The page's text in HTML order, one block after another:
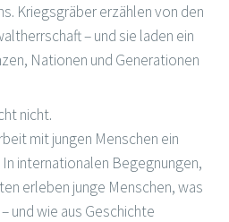
Kriegsgräber erzählen von den
– und sie laden ein
Nationen und Generationen
nicht.
mit jungen Menschen ein
internationalen Begegnungen,
erleben junge Menschen, was
und wie aus Geschichte